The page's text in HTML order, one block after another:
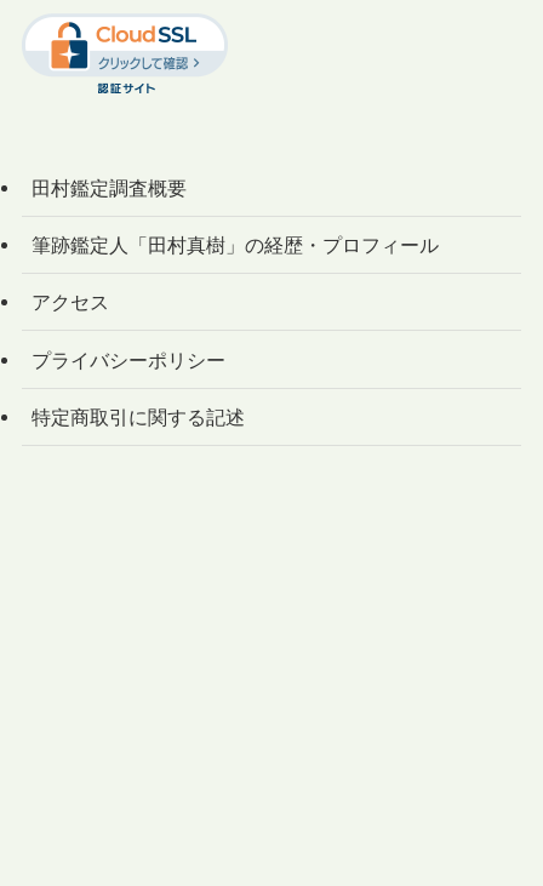
田村鑑定調査概要
筆跡鑑定人「田村真樹」の経歴・プロフィール
アクセス
プライバシーポリシー
特定商取引に関する記述